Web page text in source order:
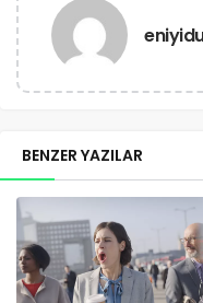
BENZER YAZILAR